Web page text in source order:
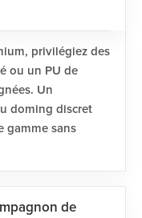
privilégiez des
ou un PU de
Un
doming discret
gamme sans
de